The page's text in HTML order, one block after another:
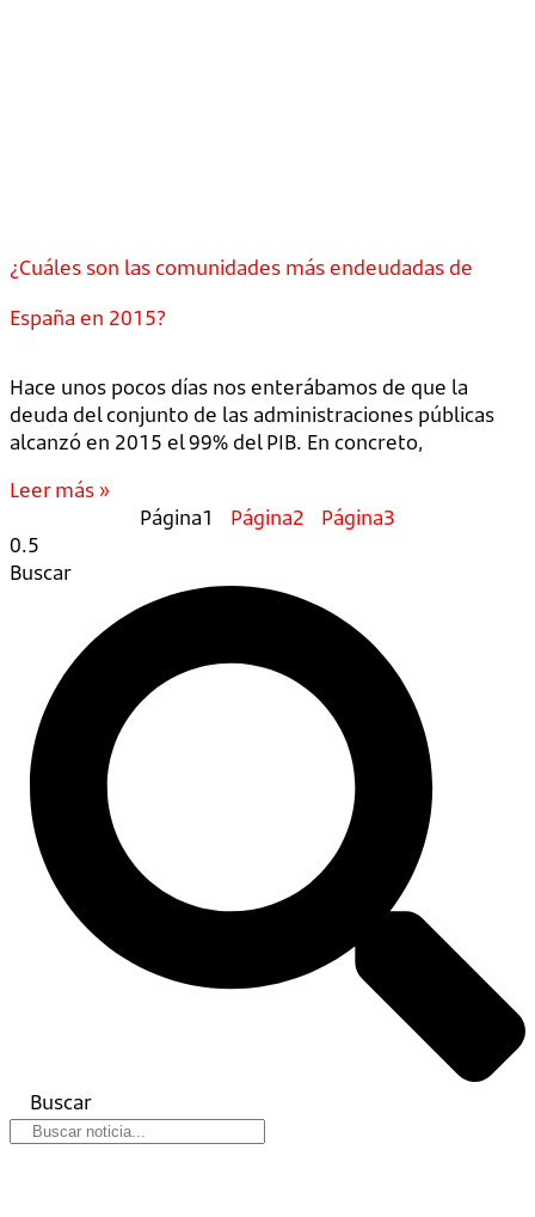
¿Cuáles son las comunidades más endeudadas de
España en 2015?
Hace unos pocos días nos enterábamos de que la
deuda del conjunto de las administraciones públicas
alcanzó en 2015 el 99% del PIB. En concreto,
Leer más »
Página1 Página2 Página3
Buscar
Buscar